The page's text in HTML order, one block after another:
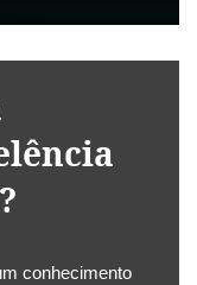
conhecimento